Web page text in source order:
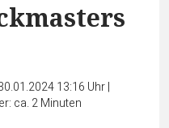
13:16 Uhr|
ca. 2 Minuten